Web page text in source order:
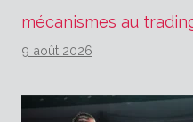
mécanismes au
9 août 2026